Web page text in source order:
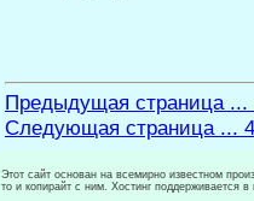
Предыдущая страница ...
Следующая страница ...
Этот сайт основан на всемирно известном
то и копирайт с ним. Хостинг поддерживается